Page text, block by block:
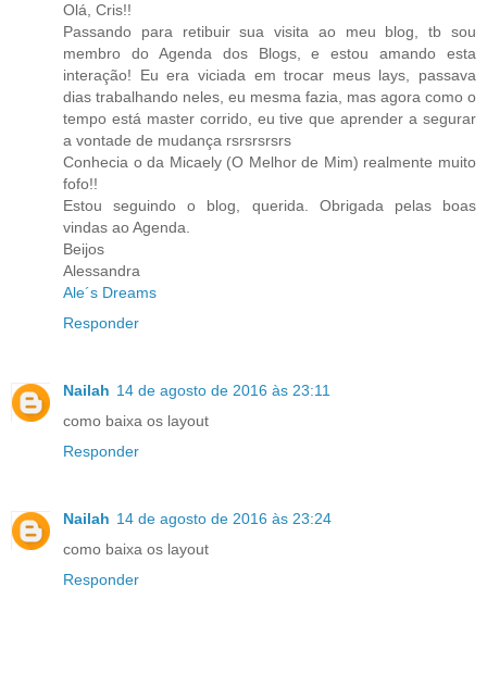
Olá, Cris!!
Passando para retibuir sua visita ao meu blog, tb sou
membro do Agenda dos Blogs, e estou amando esta
interação! Eu era viciada em trocar meus lays, passava
dias trabalhando neles, eu mesma fazia, mas agora como o
tempo está master corrido, eu tive que aprender a segurar
a vontade de mudança rsrsrsrsrs
Conhecia o da Micaely (O Melhor de Mim) realmente muito
fofo!!
Estou seguindo o blog, querida. Obrigada pelas boas
vindas ao Agenda.
Beijos
Alessandra
Ale´s Dreams
Responder
Nailah 14 de agosto de 2016 às 23:11
como baixa os layout
Responder
Nailah 14 de agosto de 2016 às 23:24
como baixa os layout
Responder